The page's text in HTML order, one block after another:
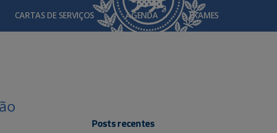
CARTAS DE SERVIÇOS AGENDA EXAMES
Posts recentes